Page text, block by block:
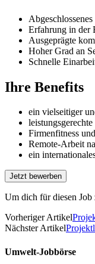
Erfahrung in der
Ausgeprägte
Hoher Grad an
Schnelle
Ihre Benefits
ein vielseitiger
Firmenfitness
Remote-Arbeit
ein
Um dich für diesen Job
Vorheriger Artikel
Nächster Artikel
Umwelt-Jobbörse